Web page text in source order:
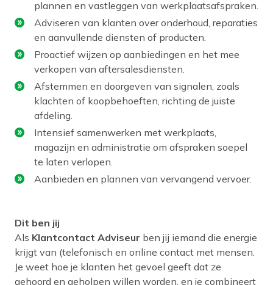
plannen en vastleggen van werkplaatsafspraken.
Adviseren van klanten over onderhoud, reparaties
en aanvullende diensten of producten.
Proactief wijzen op aanbiedingen en het mee
verkopen van aftersalesdiensten.
Afstemmen en doorgeven van signalen, zoals
klachten of koopbehoeften, richting de juiste
afdeling.
Intensief samenwerken met werkplaats,
magazijn en administratie om afspraken soepel
te laten verlopen.
Aanbieden en plannen van vervangend vervoer.
Dit ben jij
Als Klantcontact Adviseur ben jij iemand die energie
krijgt van (telefonisch en online contact met mensen.
Je weet hoe je klanten het gevoel geeft dat ze
gehoord en geholpen willen worden, en je combineert